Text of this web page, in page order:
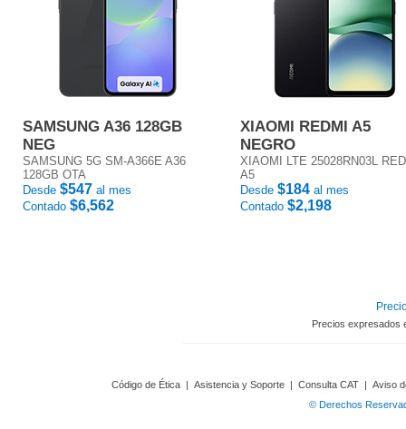
SAMSUNG A36 128GB
NEG
SAMSUNG 5G SM-A366E A36
128GB OTA
Desde $547 al mes
Contado $6,562
XIAOMI REDMI A5
NEGRO
XIAOMI LTE 25028RN03L
A5
Desde $184 al mes
Contado $2,198
Precios expresados
Código de Ética | Asistencia y Soporte | Consulta CAT | Aviso
© Derechos